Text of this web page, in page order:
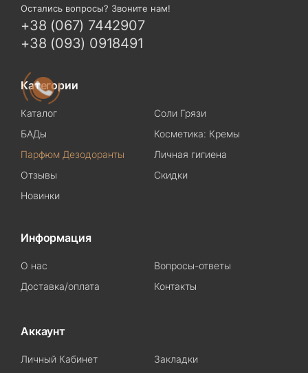
Остались вопросы? Звоните нам!
+38 (067) 7442907
+38 (093) 0918491
Категории
Каталог
Соли Грязи
БАДы
Косметика: Кремы
Парфюм Дезодоранты
Личная гигиена
Отзывы
Скидки
Новинки
Информация
О нас
Вопросы-ответы
Доставка/оплата
Контакты
Аккаунт
Личный Кабинет Закладки